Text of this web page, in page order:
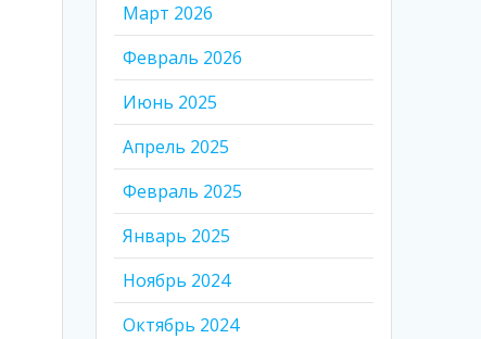
Март 2026
Февраль 2026
Июнь 2025
Апрель 2025
Февраль 2025
Январь 2025
Ноябрь 2024
Октябрь 2024